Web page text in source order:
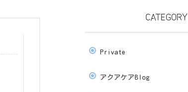
CATEGORY
Private
アクアケアBlog